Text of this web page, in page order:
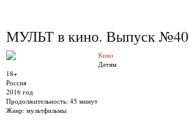
МУЛЬТ в кино. Выпуск №40
Кино
Детям
18+
Россия
2016 год
Продолжительность: 45 минут
Жанр: мультфильмы